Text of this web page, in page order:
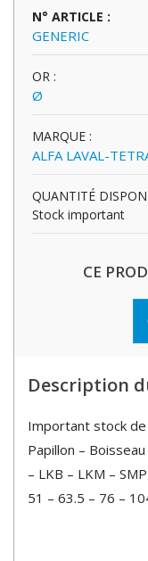
N° ARTICLE :
GENERIC
OR :
Ø
MARQUE :
ALFA LAVAL-
QUANTITÉ
Stock important
CE
Description
Important stock
Papillon –
– LKB – LKM –
51 – 63.5 – 76 –